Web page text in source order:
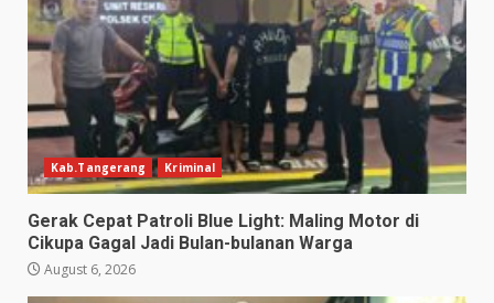
Kab.Tangerang Kriminal
Gerak Cepat Patroli Blue Light: Maling Motor di
Cikupa Gagal Jadi Bulan-bulanan Warga
August 6, 2026